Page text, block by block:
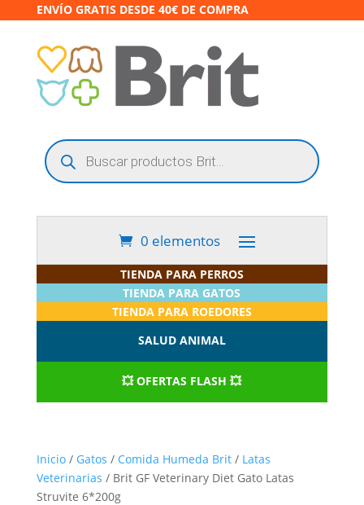
ENVÍO GRATIS DESDE 40€ DE COMPRA
Búsqueda
de
productos
0 elementos
TIENDA PARA PERROS
TIENDA PARA GATOS
TIENDA PARA ROEDORES
SALUD ANIMAL
💥 OFERTAS FLASH 💥
Inicio/ Gatos / Comida Humeda Brit/ Latas
Veterinarias / Brit GF Veterinary Diet Gato Latas
Struvite 6*200g